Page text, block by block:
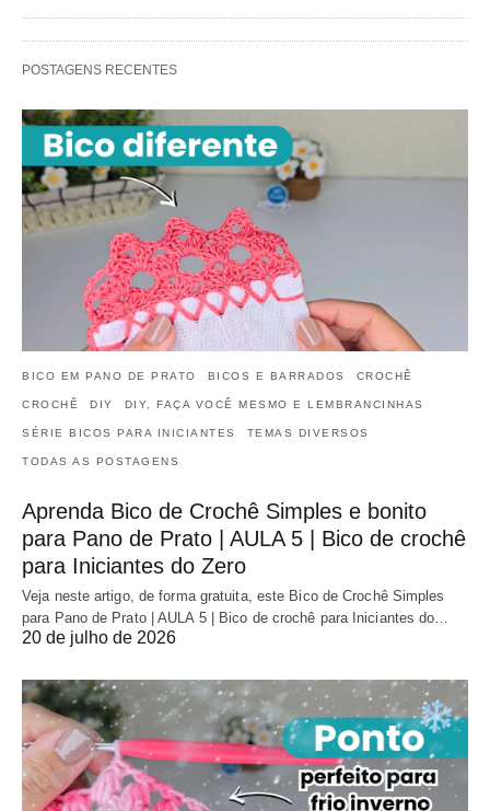
POSTAGENS RECENTES
BICO EM PANO DE PRATO BICOS E BARRADOS CROCHÊ
CROCHÊ DIY DIY, FAÇA VOCÊ MESMO E LEMBRANCINHAS
SÉRIE BICOS PARA INICIANTES TEMAS DIVERSOS
TODAS AS POSTAGENS
Aprenda Bico de Crochê Simples e bonito
para Pano de Prato | AULA 5 | Bico de crochê
para Iniciantes do Zero
Veja neste artigo, de forma gratuita, este Bico de Crochê Simples
para Pano de Prato | AULA 5 | Bico de crochê para Iniciantes do…
20 de julho de 2026